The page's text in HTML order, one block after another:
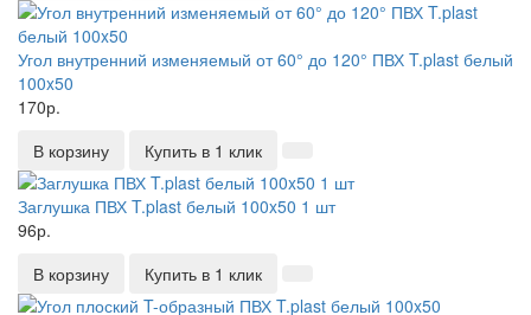
Угол внутренний изменяемый от 60° до 120° ПВХ T.plast белый
100x50
170р.
В корзину
Купить в 1 клик
Заглушка ПВХ T.plast белый 100x50 1 шт
96р.
В корзину
Купить в 1 клик